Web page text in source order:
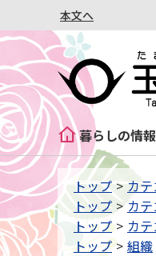
本文へ
暮らしの情報
トップ カ
トップ
カテ
トップ
カ
トップ
組織